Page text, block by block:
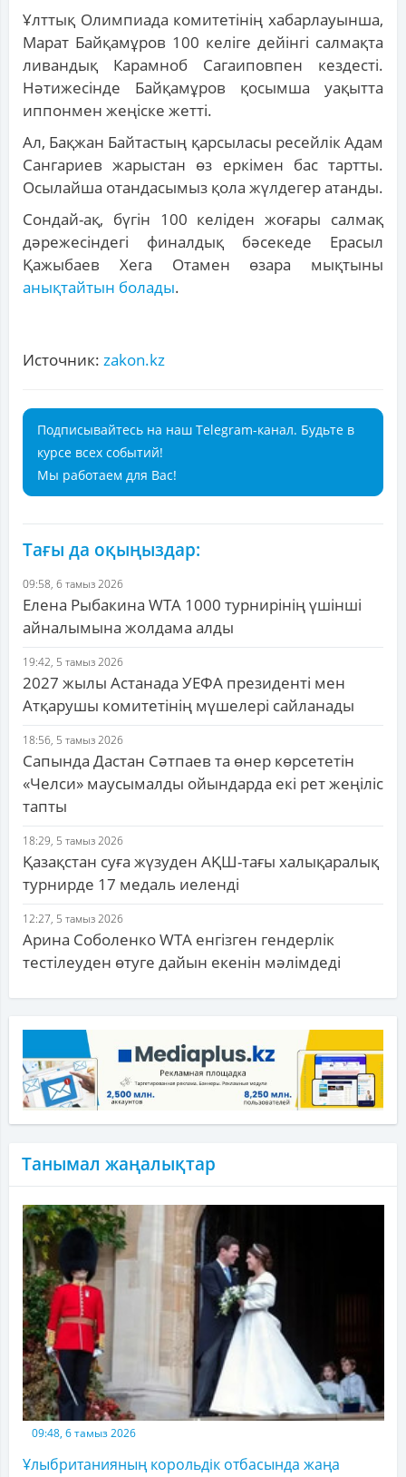
Ұлттық Олимпиада комитетінің хабарлауынша,
Марат Байқамұров 100 келіге дейінгі салмақта
ливандық Карамноб Сагаиповпен кездесті.
Нәтижесінде Байқамұров қосымша уақытта
иппонмен жеңіске жетті.
Ал, Бақжан Байтастың қарсыласы ресейлік Адам
Сангариев жарыстан өз еркімен бас тартты.
Осылайша отандасымыз қола жүлдегер атанды.
Сондай-ақ, бүгін 100 келіден жоғары салмақ
дәрежесіндегі финалдық бәсекеде Ерасыл
Қажыбаев Хега Отамен өзара мықтыны
анықтайтын болады.
Источник: zakon.kz
Подписывайтесь на наш Telegram-канал. Будьте в
курсе всех событий!
Мы работаем для Вас!
Тағы да оқыңыздар:
09:58, 6 тамыз 2026
Елена Рыбакина WTA 1000 турнирінің үшінші
айналымына жолдама алды
19:42, 5 тамыз 2026
2027 жылы Астанада УЕФА президенті мен
Атқарушы комитетінің мүшелері сайланады
18:56, 5 тамыз 2026
Сапында Дастан Сәтпаев та өнер көрсететін
«Челси» маусымалды ойындарда екі рет жеңіліс
тапты
18:29, 5 тамыз 2026
Қазақстан суға жүзуден АҚШ-тағы халықаралық
турнирде 17 медаль иеленді
12:27, 5 тамыз 2026
Арина Соболенко WTA енгізген гендерлік
тестілеуден өтуге дайын екенін мәлімдеді
Танымал жаңалықтар
09:48, 6 тамыз 2026
Ұлыбританияның корольдік отбасында жаңа